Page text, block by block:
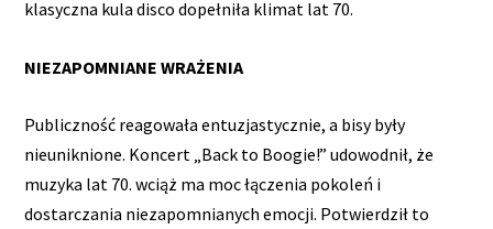
klasyczna kula disco dopełniła klimat lat 70.
NIEZAPOMNIANE WRAŻENIA
Publiczność reagowała entuzjastycznie, a bisy były
nieuniknione. Koncert „Back to Boogie!” udowodnił, że
muzyka lat 70. wciąż ma moc łączenia pokoleń i
dostarczania niezapomnianych emocji. Potwierdził to